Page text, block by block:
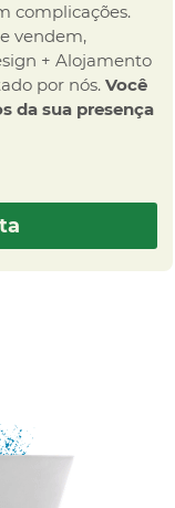
complicações.
vendem,
+ Alojamento
por nós. Você
da sua presença